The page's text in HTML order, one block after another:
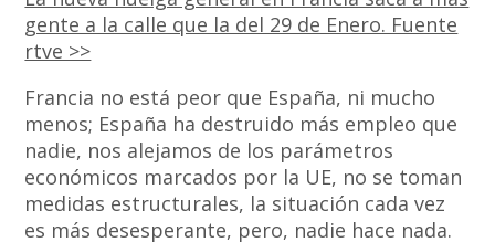
gente a la calle que la del 29 de Enero. Fuente
rtve >>
Francia no está peor que España, ni mucho
menos; España ha destruido más empleo que
nadie, nos alejamos de los parámetros
económicos marcados por la UE, no se toman
medidas estructurales, la situación cada vez
es más desesperante, pero, nadie hace nada.